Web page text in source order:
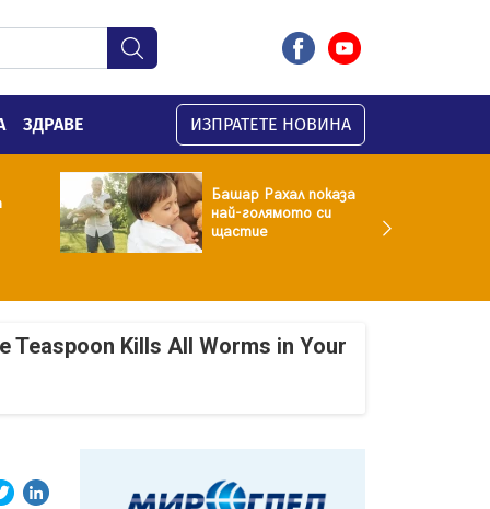
ЗДРАВЕ ИЗПРАТЕТЕ НОВИНА
Башар Рахал показа
най-голямото си
щастие
Teaspoon Kills All Worms in Your